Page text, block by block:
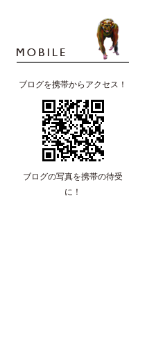
ブログを携帯からアクセス！
ブログの写真を携帯の待受
に！